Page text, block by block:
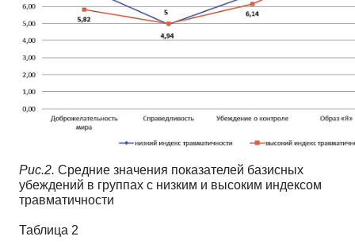
Рис.2. Средние значения показателей базисных
убеждений в группах с низким и высоким индексом
травматичности
Таблица 2